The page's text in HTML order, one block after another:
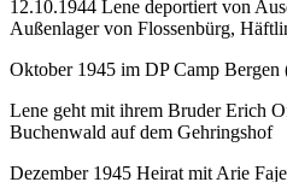
12.10.1944 Lene deportiert von
Außenlager von Flossenbürg,
Oktober 1945 im DP Camp Bergen
Lene geht mit ihrem Bruder Erich
Buchenwald auf dem Gehringshof
Dezember 1945 Heirat mit Arie